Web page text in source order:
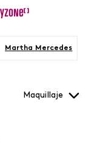
Martha Mercedes
Maquillaje